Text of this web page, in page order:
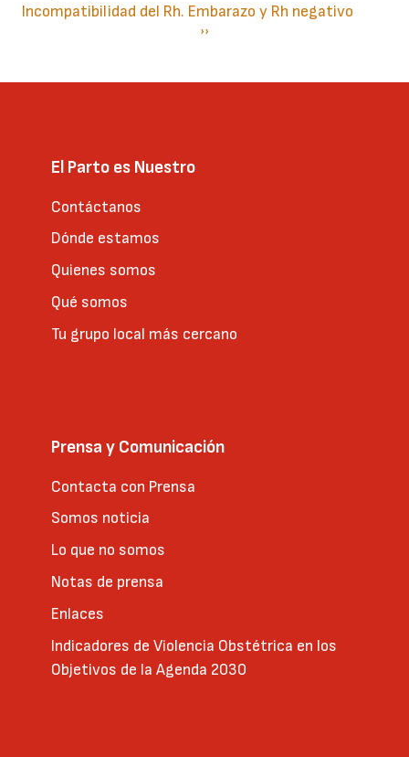
Incompatibilidad del Rh. Embarazo y Rh negativo
Siguiente
››
El Parto es Nuestro
Contáctanos
Dónde estamos
Quienes somos
Qué somos
Tu grupo local más cercano
Prensa y Comunicación
Contacta con Prensa
Somos noticia
Lo que no somos
Notas de prensa
Enlaces
Indicadores de Violencia Obstétrica en los
Objetivos de la Agenda 2030